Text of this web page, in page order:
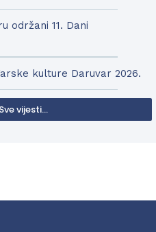
održani 11. Dani
kulture Daruvar 2026.
Sve vijesti...